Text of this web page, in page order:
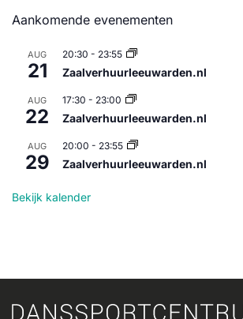
Aankomende evenementen
AUG
21
20:30 - 23:55
Zaalverhuurleeuwarden.nl
AUG
22
17:30 - 23:00
Zaalverhuurleeuwarden.nl
AUG
29
20:00 - 23:55
Zaalverhuurleeuwarden.nl
Bekijk kalender